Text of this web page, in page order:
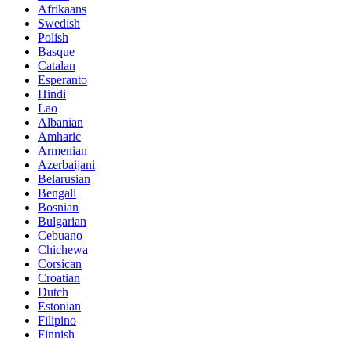
Afrikaans
Swedish
Polish
Basque
Catalan
Esperanto
Hindi
Lao
Albanian
Amharic
Armenian
Azerbaijani
Belarusian
Bengali
Bosnian
Bulgarian
Cebuano
Chichewa
Corsican
Croatian
Dutch
Estonian
Filipino
Finnish